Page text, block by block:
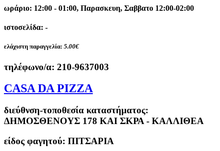
ωράριο: 12:00 - 01:00, Παρασκευη, Σαββατο 12:00-02:00
ιστοσελίδα: -
ελάχιστη παραγγελία: 5.00€
τηλέφωνο/α: 210-9637003
CASA DA PIZZA
διεύθνση-τοποθεσία καταστήματος:
ΔΗΜΟΣΘΕΝΟΥΣ 178 ΚΑΙ ΣΚΡΑ - ΚΑΛΛΙΘΕΑ
είδος φαγητού: ΠΙΤΣΑΡΙΑ